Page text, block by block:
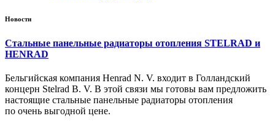
Новости
Стальные панельные радиаторы отопления STELRAD и
HENRAD
Бельгийская компания Henrad N. V. входит в Голландский
концерн Stelrad B. V. В этой связи мы готовы вам предложить
настоящие стальные панельные радиаторы отопления
по очень выгодной цене.